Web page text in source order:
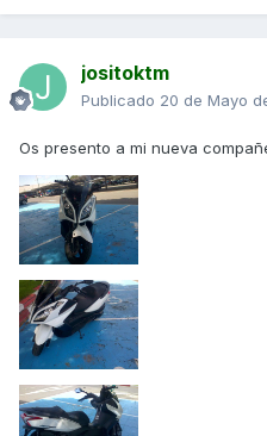
jositoktm
Publicado 20 de Mayo
Os presento a mi nueva